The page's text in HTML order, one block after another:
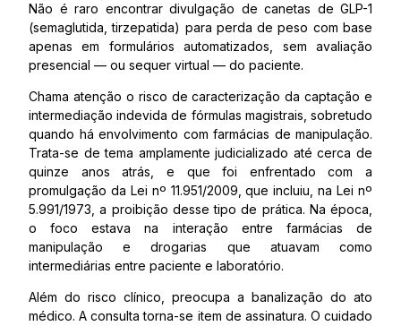
Não é raro encontrar divulgação de canetas de GLP-1
(semaglutida, tirzepatida) para perda de peso com base
apenas em formulários automatizados, sem avaliação
presencial — ou sequer virtual — do paciente.
Chama atenção o risco de caracterização da captação e
intermediação indevida de fórmulas magistrais, sobretudo
quando há envolvimento com farmácias de manipulação.
Trata-se de tema amplamente judicializado até cerca de
quinze anos atrás, e que foi enfrentado com a
promulgação da Lei nº 11.951/2009, que incluiu, na Lei nº
5.991/1973, a proibição desse tipo de prática. Na época,
o foco estava na interação entre farmácias de
manipulação e drogarias que atuavam como
intermediárias entre paciente e laboratório.
Além do risco clínico, preocupa a banalização do ato
médico. A consulta torna-se item de assinatura. O cuidado